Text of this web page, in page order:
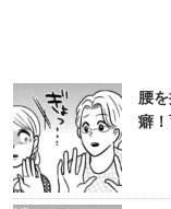
腰
癖